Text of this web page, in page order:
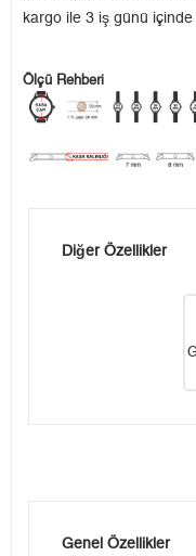
kargo ile 3 iş günü
Ölçü Rehberi
Diğer Özellikler
Genel Özellikler